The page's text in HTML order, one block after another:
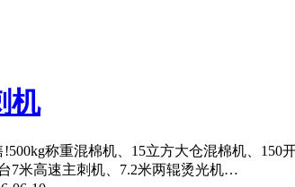
机
称重混棉机、15立方大仓混棉机、
7米高速主刺机、7.2米两辊烫光机…